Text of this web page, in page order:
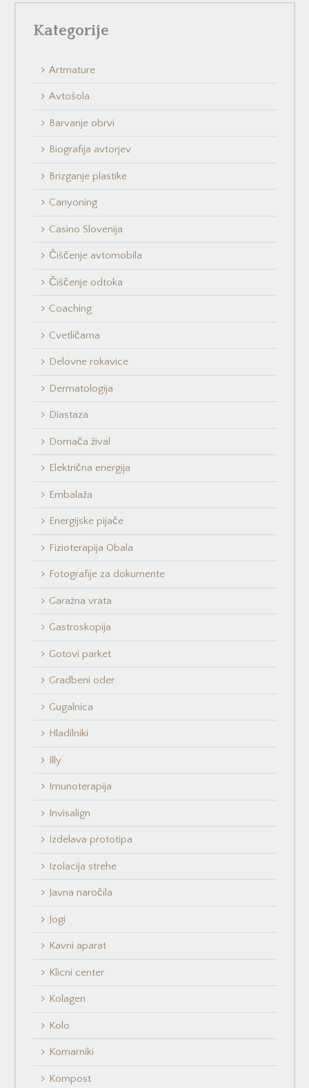
Kategorije
Artmature
Avtošola
Barvanje obrvi
Biografija avtorjev
Brizganje plastike
Canyoning
Casino Slovenija
Čiščenje avtomobila
Čiščenje odtoka
Coaching
Cvetličarna
Delovne rokavice
Dermatologija
Diastaza
Domača žival
Električna energija
Embalaža
Energijske pijače
Fizioterapija Obala
Fotografije za dokumente
Garažna vrata
Gastroskopija
Gotovi parket
Gradbeni oder
Gugalnica
Hladilniki
Illy
Imunoterapija
Invisalign
Izdelava prototipa
Izolacija strehe
Javna naročila
Jogi
Kavni aparat
Klicni center
Kolagen
Kolo
Komarniki
Kompost